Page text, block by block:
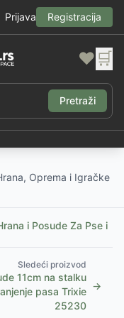
Prijava Registracija
❤️ 🛒
Pretraži
Oprema i Igračke
i Posude Za Pse i
Sledeći proizvod
11cm na stalku
pasa Trixie
25230
→